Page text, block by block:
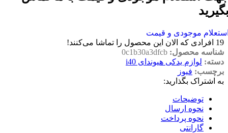
موجودی و قیمت
19 افرادی که الان این محصول را تماشا می‌کنند!
شناسه محصول: 0c1b30a3dfcb
دسته: لوازم یدکی هیوندای i40
برچسب: فیوز
به اشتراک بگذارید:
توضیحات
نحوه ارسال
نحوه پرداخت
گارانتی